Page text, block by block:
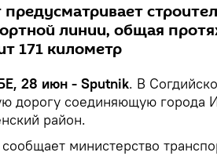
линии, общая
171 километр
28 июн - Sputnik. В
дорогу соединяющую города
район.
министерство